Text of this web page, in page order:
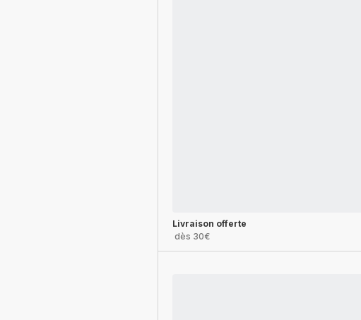
Livraison offerte
dès 30€